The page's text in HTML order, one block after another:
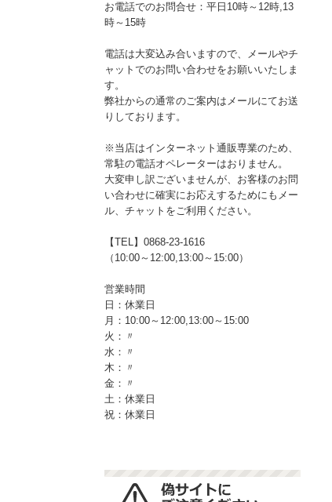
お電話でのお問合せ：平日10時～12時,13
時～15時
電話は大変込み合いますので、メールやチ
ャットでのお問い合わせをお願いいたしま
す。
弊社からの通常のご案内はメールにてお送
りしております。
※当店はインターネット通販専業のため、
常駐の電話オペレーターはおりません。
大変申し訳ございませんが、お客様のお問
い合わせに確実にお応えするためにもメー
ル、チャットをご利用ください。
【TEL】0868-23-1616
（10:00～12:00,13:00～15:00）
営業時間
日：休業日
月：10:00～12:00,13:00～15:00
火：〃
水：〃
木：〃
金：〃
土：休業日
祝：休業日